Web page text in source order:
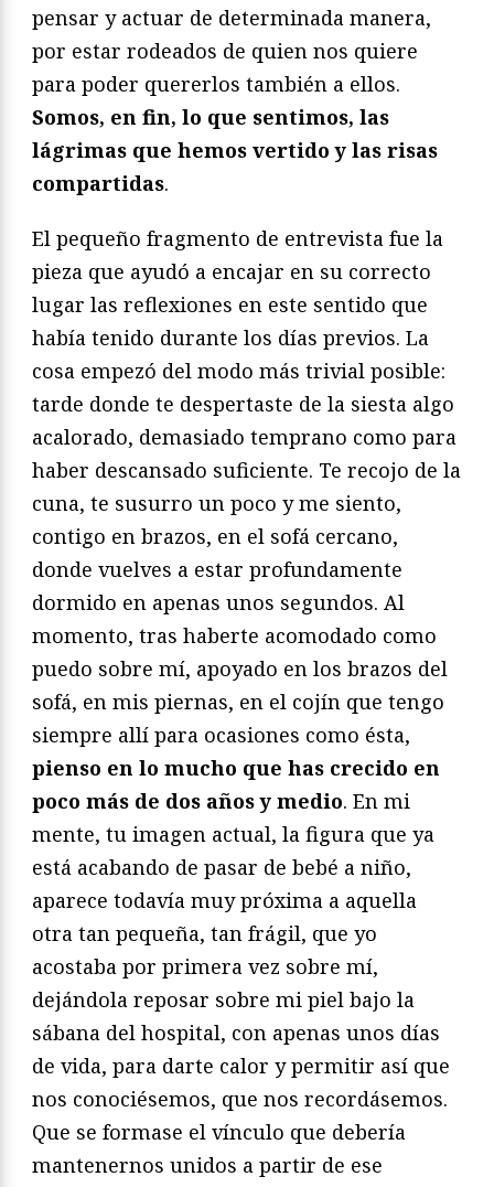
pensar y actuar de determinada manera,
por estar rodeados de quien nos quiere
para poder quererlos también a ellos.
Somos, en fin, lo que sentimos, las
lágrimas que hemos vertido y las risas
compartidas.
El pequeño fragmento de entrevista fue la
pieza que ayudó a encajar en su correcto
lugar las reflexiones en este sentido que
había tenido durante los días previos. La
cosa empezó del modo más trivial posible:
tarde donde te despertaste de la siesta algo
acalorado, demasiado temprano como para
haber descansado suficiente. Te recojo de la
cuna, te susurro un poco y me siento,
contigo en brazos, en el sofá cercano,
donde vuelves a estar profundamente
dormido en apenas unos segundos. Al
momento, tras haberte acomodado como
puedo sobre mí, apoyado en los brazos del
sofá, en mis piernas, en el cojín que tengo
siempre allí para ocasiones como ésta,
pienso en lo mucho que has crecido en
poco más de dos años y medio. En mi
mente, tu imagen actual, la figura que ya
está acabando de pasar de bebé a niño,
aparece todavía muy próxima a aquella
otra tan pequeña, tan frágil, que yo
acostaba por primera vez sobre mí,
dejándola reposar sobre mi piel bajo la
sábana del hospital, con apenas unos días
de vida, para darte calor y permitir así que
nos conociésemos, que nos recordásemos.
Que se formase el vínculo que debería
mantenernos unidos a partir de ese